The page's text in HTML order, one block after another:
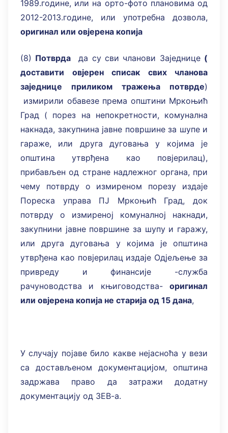
1989.године, или на орто-фото плановима од
2012-2013.године, или употребна дозвола,
оригинал или овјерена копија
(8) Потврда да су сви чланови Заједнице (
доставити овјерен списак свих чланова
заједнице приликом тражења потврде)
измирили обавезе према општини Мркоњић
Град ( порез на непокретности, комунална
накнада, закупнина јавне површине за шупе и
гараже, или друга дуговања у којима је
општина утврђена као повјерилац),
прибављен од стране надлежног органа, при
чему потврду о измиреном порезу издаје
Пореска управа ПЈ Мркоњић Град, док
потврду о измиреној комуналној накнади,
закупнини јавне површине за шупу и гаражу,
или друга дуговања у којима је општина
утврђена као повјерилац издаје Одјељење за
привреду и финансије -служба
рачуноводства и књиговодства- оригинал
или овјерена копија не старија од 15 дана,
У случају појаве било какве нејасноћа у вези
са достављеном документацијом, општина
задржава право да затражи додатну
документацију од ЗЕВ-а.